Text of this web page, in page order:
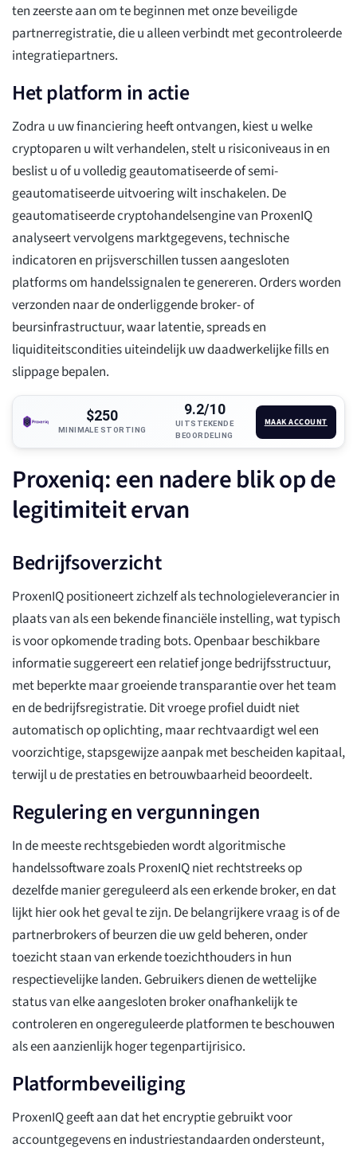
ten zeerste aan om te beginnen met onze beveiligde
partnerregistratie, die u alleen verbindt met gecontroleerde
integratiepartners.
Het platform in actie
Zodra u uw financiering heeft ontvangen, kiest u welke
cryptoparen u wilt verhandelen, stelt u risiconiveaus in en
beslist u of u volledig geautomatiseerde of semi-
geautomatiseerde uitvoering wilt inschakelen. De
geautomatiseerde cryptohandelsengine van ProxenIQ
analyseert vervolgens marktgegevens, technische
indicatoren en prijsverschillen tussen aangesloten
platforms om handelssignalen te genereren. Orders worden
verzonden naar de onderliggende broker- of
beursinfrastructuur, waar latentie, spreads en
liquiditeitscondities uiteindelijk uw daadwerkelijke fills en
slippage bepalen.
$250
MINIMALE STORTING
9.2/10
UITSTEKENDE
BEOORDELING
MAAK ACCOUNT
Proxeniq: een nadere blik op de
legitimiteit ervan
Bedrijfsoverzicht
ProxenIQ positioneert zichzelf als technologieleverancier in
plaats van als een bekende financiële instelling, wat typisch
is voor opkomende trading bots. Openbaar beschikbare
informatie suggereert een relatief jonge bedrijfsstructuur,
met beperkte maar groeiende transparantie over het team
en de bedrijfsregistratie. Dit vroege profiel duidt niet
automatisch op oplichting, maar rechtvaardigt wel een
voorzichtige, stapsgewijze aanpak met bescheiden kapitaal,
terwijl u de prestaties en betrouwbaarheid beoordeelt.
Regulering en vergunningen
In de meeste rechtsgebieden wordt algoritmische
handelssoftware zoals ProxenIQ niet rechtstreeks op
dezelfde manier gereguleerd als een erkende broker, en dat
lijkt hier ook het geval te zijn. De belangrijkere vraag is of de
partnerbrokers of beurzen die uw geld beheren, onder
toezicht staan van erkende toezichthouders in hun
respectievelijke landen. Gebruikers dienen de wettelijke
status van elke aangesloten broker onafhankelijk te
controleren en ongereguleerde platformen te beschouwen
als een aanzienlijk hoger tegenpartijrisico.
Platformbeveiliging
ProxenIQ geeft aan dat het encryptie gebruikt voor
accountgegevens en industriestandaarden ondersteunt,